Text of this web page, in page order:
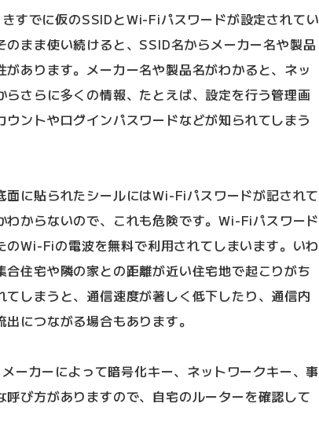
すでに仮のSSIDとWi-Fiパスワードが設定されてい
のまま使い続けると、SSID名からメーカー名や製品
あります。メーカー名や製品名がわかると、ネッ
らさらに多くの情報、たとえば、設定を行う管理画
ントやログインパスワードなどが知られてしまう
面に貼られたシールにはWi-Fiパスワードが記されて
わからないので、これも危険です。Wi-Fiパスワード
のWi-Fiの電波を無料で利用されてしまいます。いわ
合住宅や隣の家との距離が近い住宅地で起こりがち
てしまうと、通信速度が著しく低下したり、通信内
につながる場合もあります。
ーカーによって暗号化キー、ネットワークキー、事
び方がありますので、自宅のルーターを確認して